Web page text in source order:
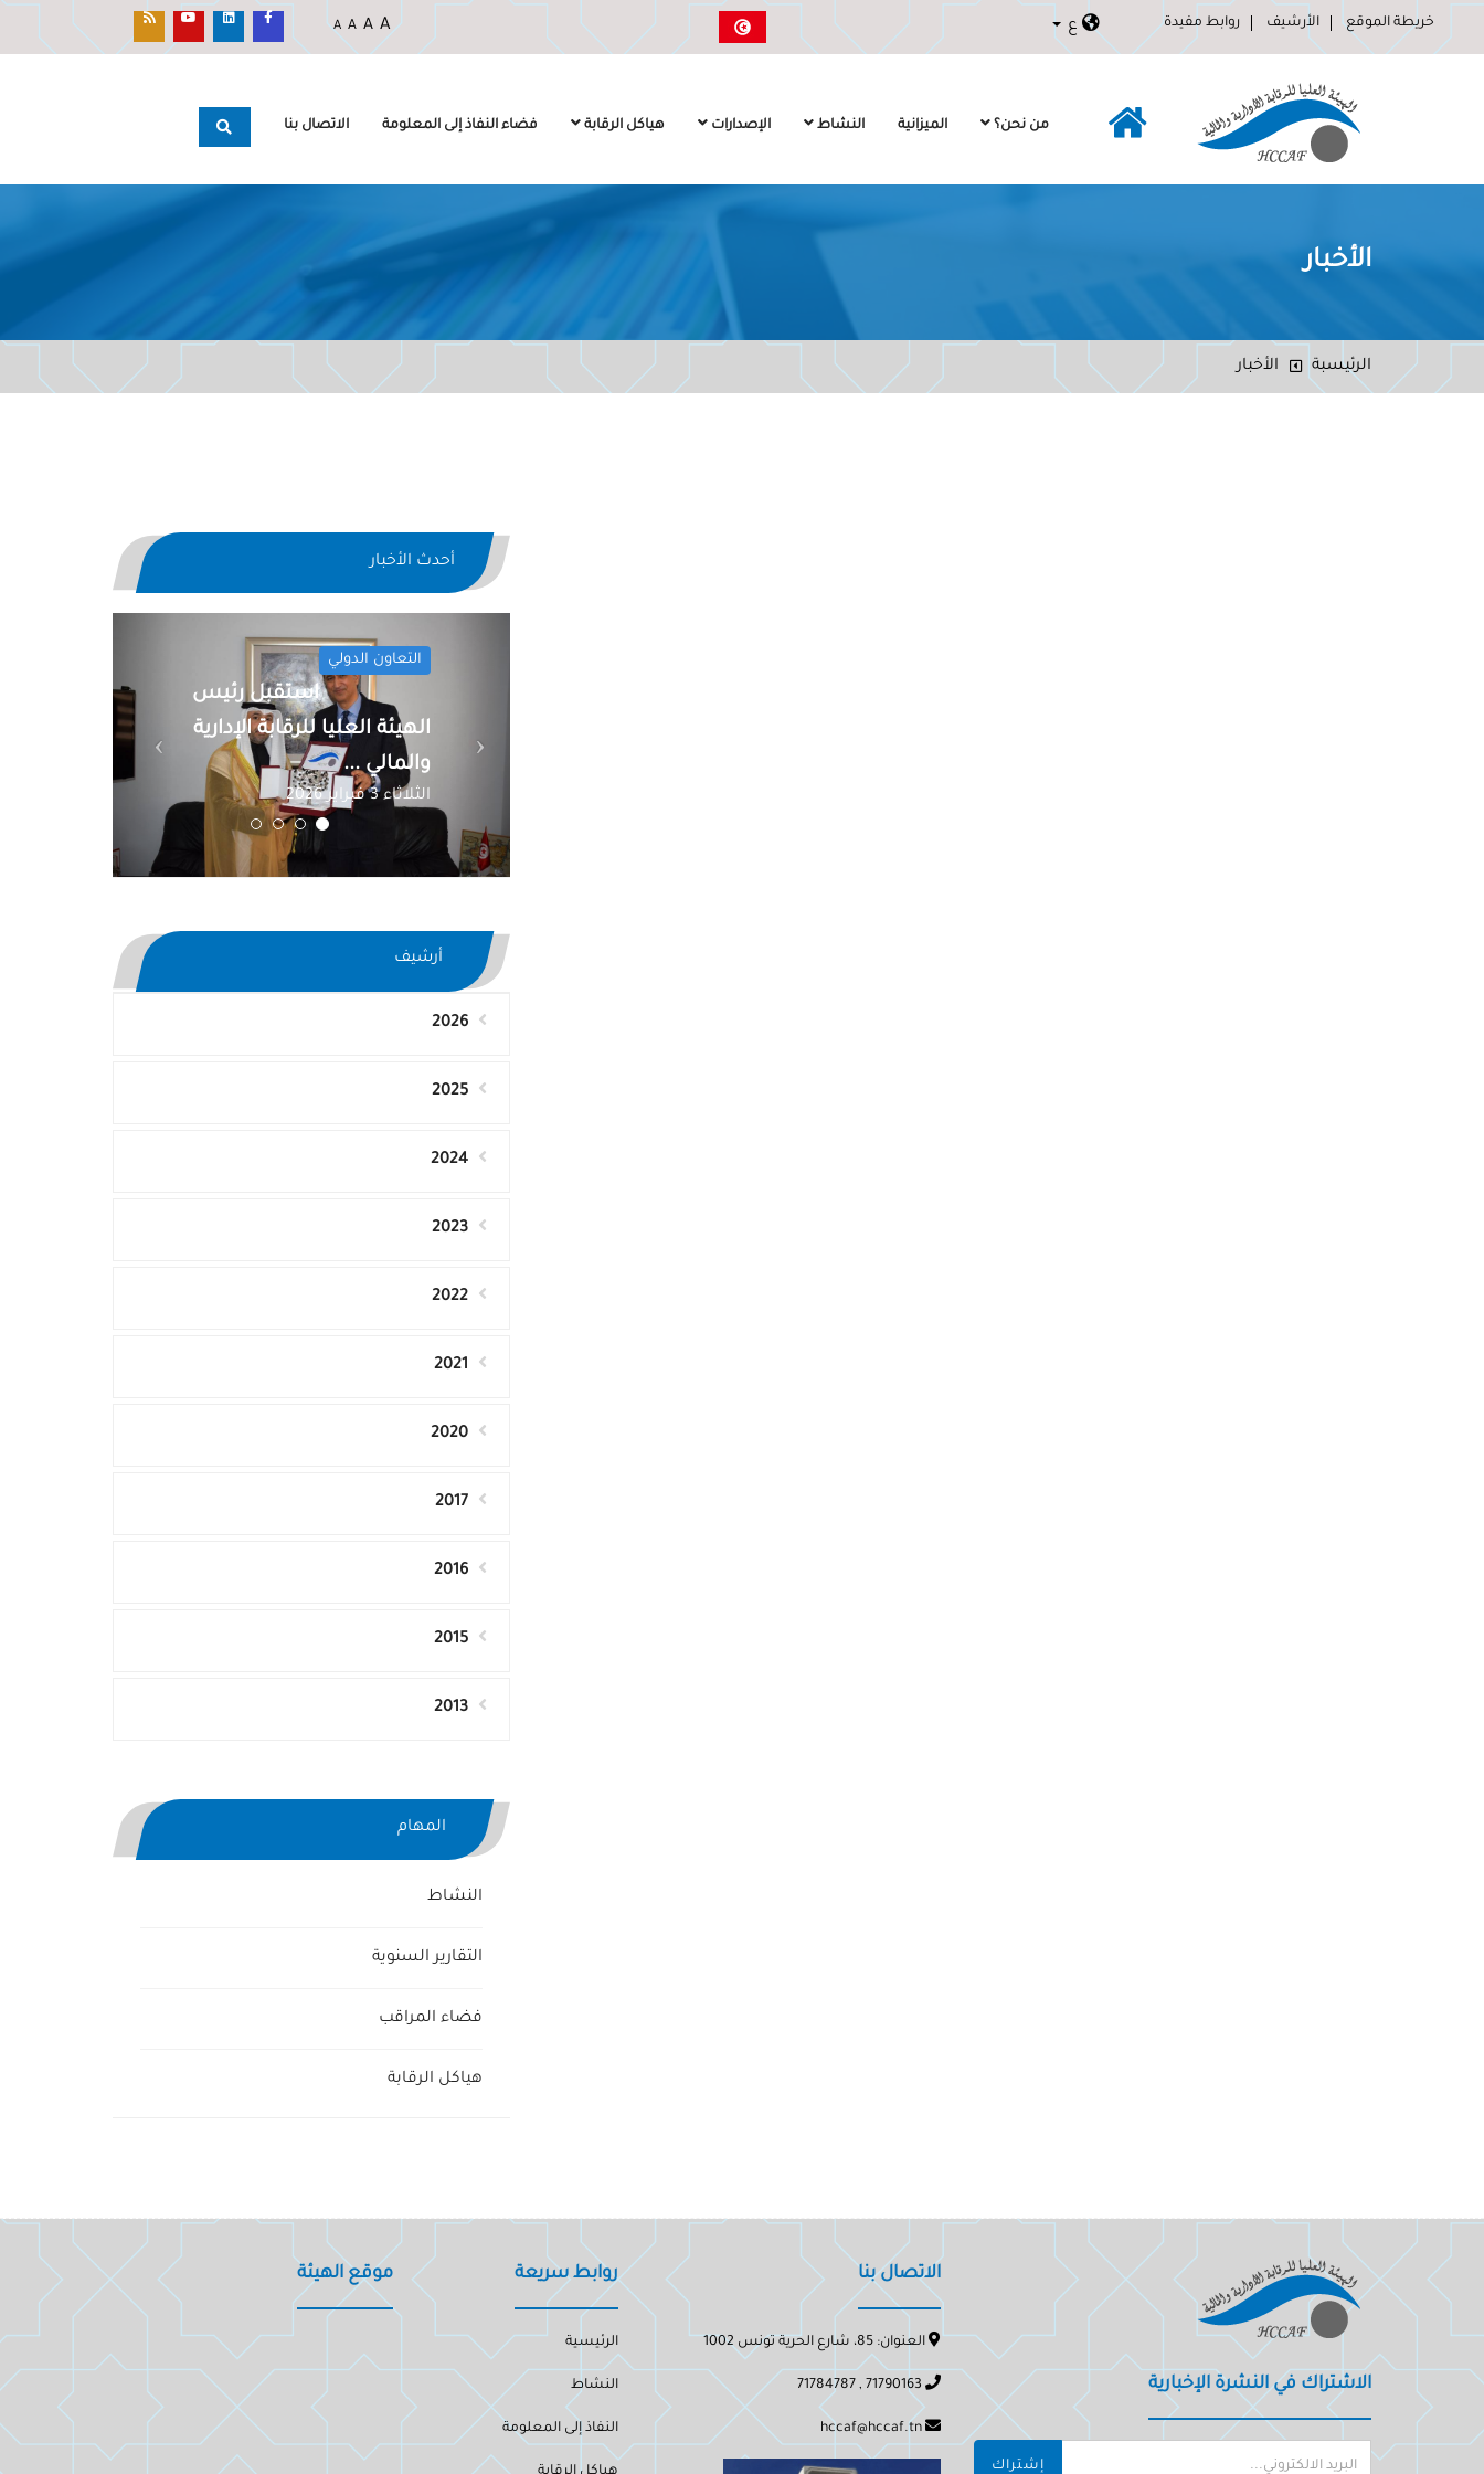
خريطة الموقع الأرشيف روابط مفيدة ع A A A A
من نحن؟ الميزانية النشاط الإصدارات هياكل الرقابة فضاء النفاذ إلى المعلومة الاتصال بنا
الأخبار
الرئيسبة الأخبار
أحدث الأخبار
التعاون الدولي
استقبل رئيس
الهيئة العليا للرقابة الإدارية
والمالي ...
الثلاثاء 3 فبراير 2026
أرشيف
2026
2025
2024
2023
2022
2021
2020
2017
2016
2015
2013
المهام
النشاط
التقارير السنوية
فضاء المراقب
هياكل الرقابة
الاشتراك في النشرة الإخبارية
إشتراك
الاتصال بنا
العنوان: 85، شارع الحرية تونس 1002
روابط سريعة
الرئيسية
النشاط
النفاذ إلى المعلومة
موقع الهيئة